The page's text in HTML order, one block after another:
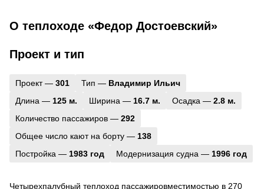
О теплоходе «Федор Достоевский»
Проект и тип
Проект — 301 Тип — Владимир Ильич
Длина — 125 м. Ширина — 16.7 м. Осадка — 2.8 м.
Количество пассажиров — 292
Общее число кают на борту — 138
Постройка — 1983 год Модернизация судна — 1996 год
Четырехпалубный теплоход пассажировместимостью в 270